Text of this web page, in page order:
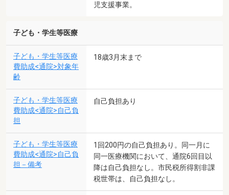
児支援事業。
子ども・学生等医療
子ども・学生等医療
費助成<通院>対象年
齢
18歳3月末まで
子ども・学生等医療
費助成<通院>自己負
担
自己負担あり
子ども・学生等医療
費助成<通院>自己負
担－備考
1回200円の自己負担あり。同一月に
同一医療機関において、通院6回目以
降は自己負担なし。市民税所得割非課
税世帯は、自己負担なし。